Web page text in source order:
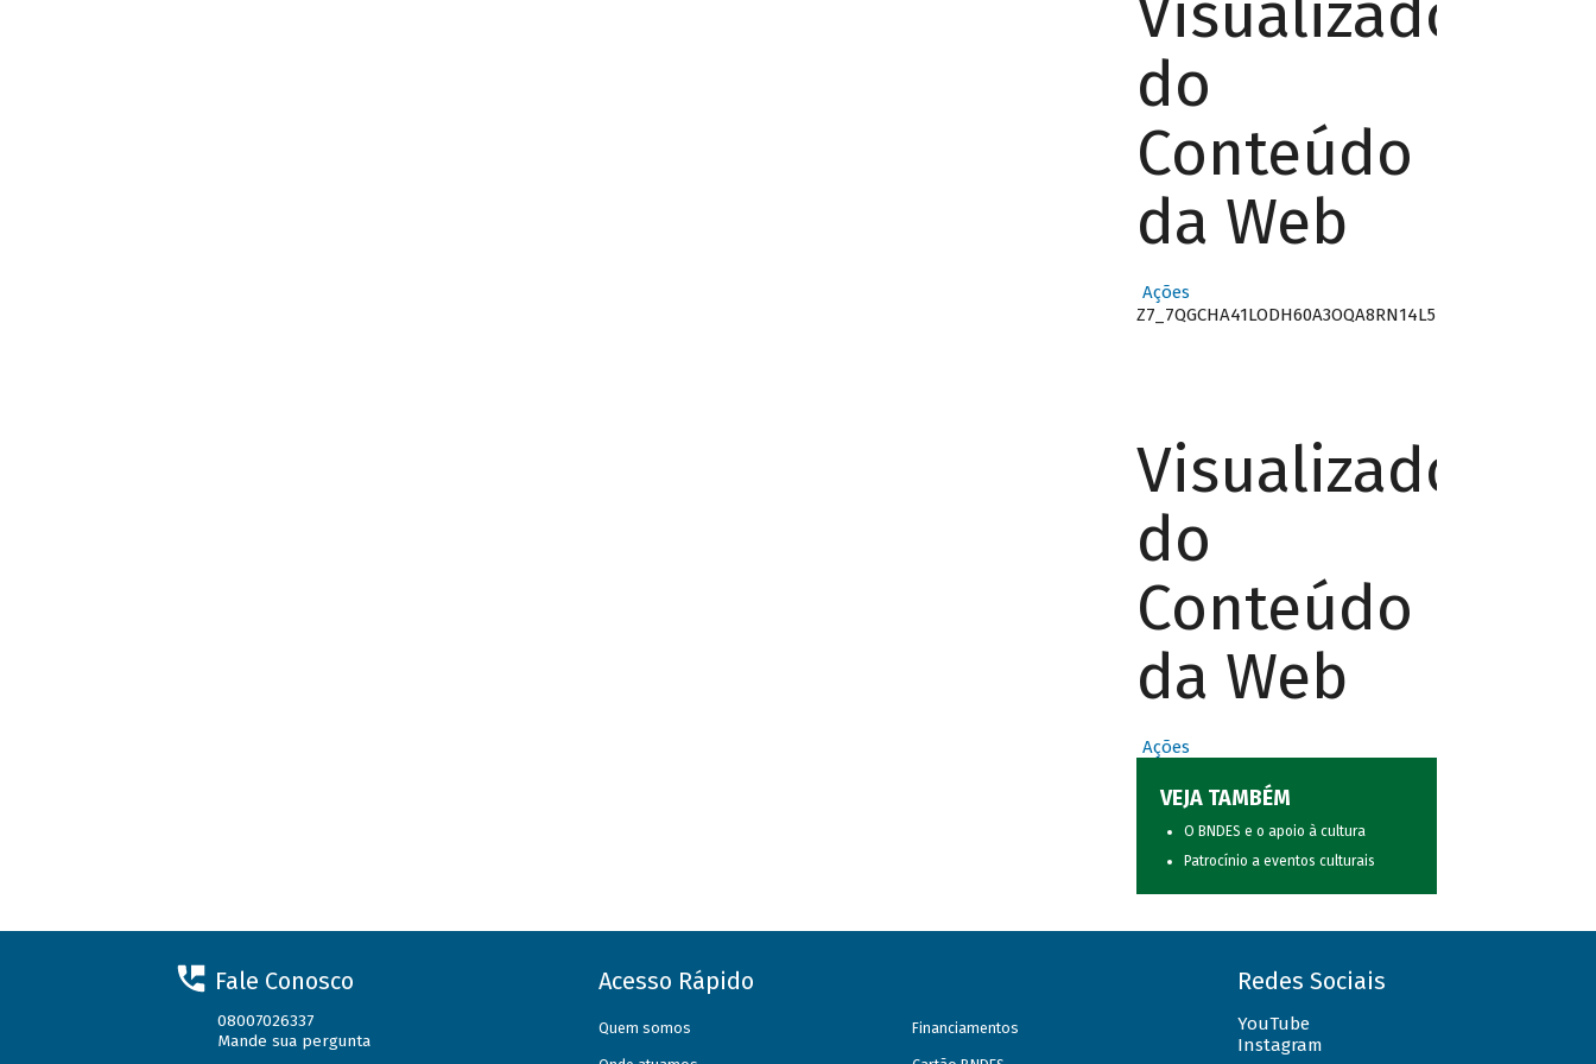
Visualizador
do
Conteúdo
da Web
Ações
Z7_7QGCHA41LODH60A3OQA8RN14L5
Visualizador
do
Conteúdo
da Web
Ações
VEJA TAMBÉM
O BNDES e o apoio à cultura
Patrocínio a eventos culturais
Fale Conosco
08007026337
Mande sua pergunta
Acesso Rápido
Quem somos Financiamentos
Redes Sociais
YouTube
Instagram